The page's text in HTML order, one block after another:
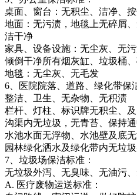
桌面、窗台：无积尘、洁净、
地面：无污渍，地毯上无碎屑
洁干净
家具、设备设施：无尘灰、无
倾倒干净所有烟灰缸、垃圾桶
地毯：无尘灰、无毛发
6、医院院落、道路、绿化带保
整洁、卫生、无杂物、无积渍
栏杆、灯柱、标识牌无积尘、
沟渠内无垃圾，无青苔、保持
水池水面无浮物、水池壁及底
园林绿化洒水及绿化带内无垃
7、垃圾场保洁标准：
无垃圾外泻、无臭味、无油污
A. 医疗废物运送标准：